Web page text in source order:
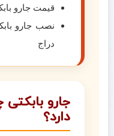
قیمت جارو
دراج
جارو
دارد؟